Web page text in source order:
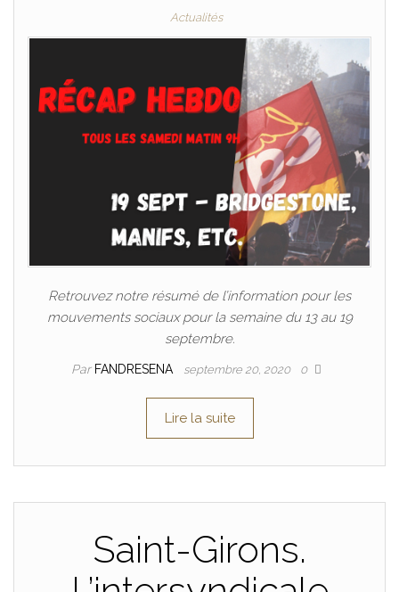
Actualités
Retrouvez notre résumé de l’information pour les
mouvements sociaux pour la semaine du 13 au 19
septembre.
Par FANDRESENA septembre 20, 2020 0
Lire la suite
Saint-Girons.